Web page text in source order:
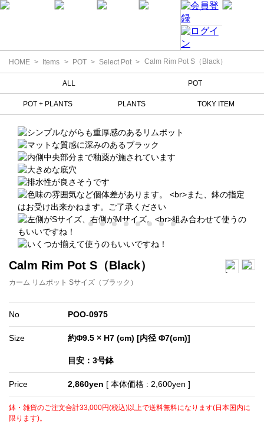
HOME Items POT Select Pot Calm Rim Pot S（Black）
ALL POT
POT + PLANTS PLANTS TOKY ITEM
Calm Rim Pot S（Black）
カーム リムポット Sサイズ（ブラック）
No POO-0975
Size 約Φ9.5 × H7 (cm) [内径 Φ7(cm)]
目安：3号鉢
Price 2,860yen [ 本体価格 : 2,600yen ]
鉢・雑貨のご注文合計33,000円(税込)以上で送料無料になります(日本国内に
限ります)。